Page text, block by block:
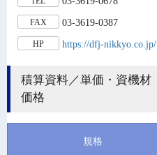
FAX 03-3619-0387
HP https://dfj-nikkyo.co.jp/
積算資料／単価・資機材
価格
規格